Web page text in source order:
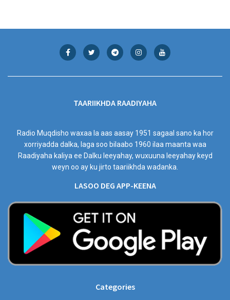
TAARIIKHDA RAADIYAHA
Radio Muqdisho waxaa la aas aasay 1951 sagaal sano ka hor
xorriyadda dalka, laga soo bilaabo 1960 ilaa maanta waa
Raadiyaha kaliya ee Dalku leeyahay, wuxuuna leeyahay keyd
weyn oo ay ku jirto taariikhda wadanka.
LASOO DEG APP-KEENA
Categories